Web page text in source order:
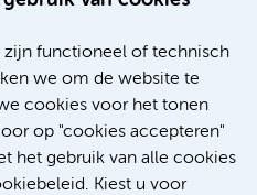
zijn functioneel of technisch
we om de website te
cookies voor het tonen
op "cookies accepteren"
het gebruik van alle cookies
Kiest u voor